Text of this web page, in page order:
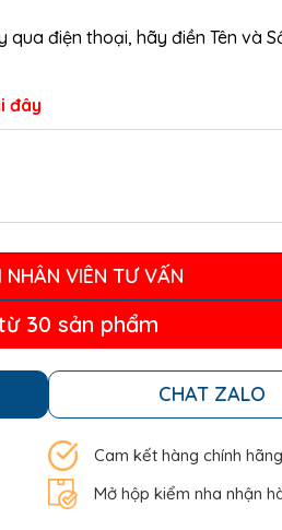
điện thoại, hãy điền Tên và
đây
NHÂN VIÊN TƯ VẤN
30 sản phẩm
CHAT ZALO
Cam kết hàng chính hãng
Mở hộp kiểm nha nhận